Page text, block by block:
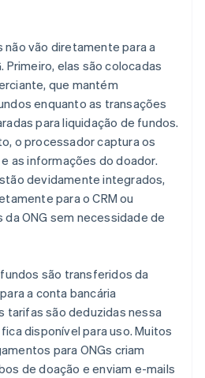
vão diretamente para a
Primeiro, elas são colocadas
que mantém
enquanto as transações
para liquidação de fundos.
o processador captura os
as informações do doador.
devidamente integrados,
para o CRM ou
ONG sem necessidade de
são transferidos da
a conta bancária
tarifas são deduzidas nessa
disponível para uso. Muitos
para ONGs criam
de doação e enviam e-mails